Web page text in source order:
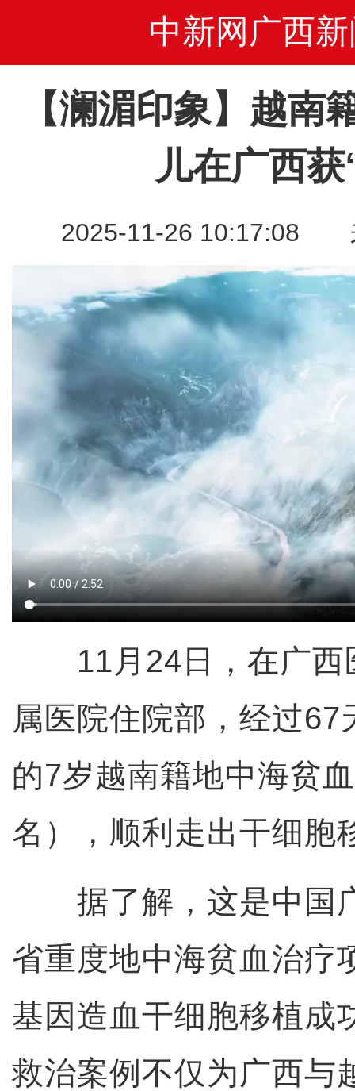
中新网广西新
【澜湄印象】越南
儿在广西获
2025-11-26 10:17:08
11月24日，在广西
属医院住院部，经过
的7岁越南籍地中海贫
名），顺利走出干细胞
据了解，这是中国
省重度地中海贫血治疗
基因造血干细胞移植成
救治案例不仅为广西与